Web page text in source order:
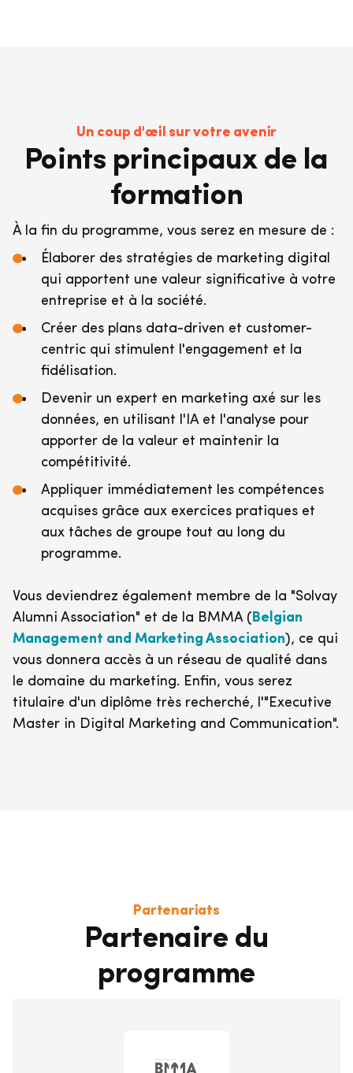
Un coup d'œil sur votre avenir
Points principaux de la
formation
À la fin du programme, vous serez en mesure de :
Élaborer des stratégies de marketing digital
qui apportent une valeur significative à votre
entreprise et à la société.
Créer des plans data-driven et customer-
centric qui stimulent l'engagement et la
fidélisation.
Devenir un expert en marketing axé sur les
données, en utilisant l'IA et l'analyse pour
apporter de la valeur et maintenir la
compétitivité.
Appliquer immédiatement les compétences
acquises grâce aux exercices pratiques et
aux tâches de groupe tout au long du
programme.
Vous deviendrez également membre de la "Solvay
Alumni Association" et de la BMMA (Belgian
Management and Marketing Association), ce qui
vous donnera accès à un réseau de qualité dans
le domaine du marketing. Enfin, vous serez
titulaire d'un diplôme très recherché, l'"Executive
Master in Digital Marketing and Communication".
Partenariats
Partenaire du
programme